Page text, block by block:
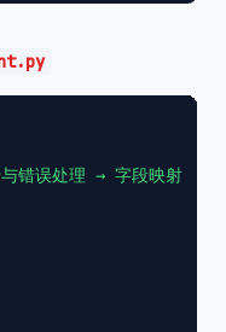
错误处理 → 字段映射